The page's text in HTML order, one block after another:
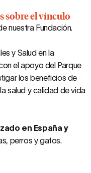
sobre el vínculo
nuestra Fundación.
y Salud en la
el apoyo del Parque
los beneficios de
salud y calidad de vida
en España y
perros y gatos.